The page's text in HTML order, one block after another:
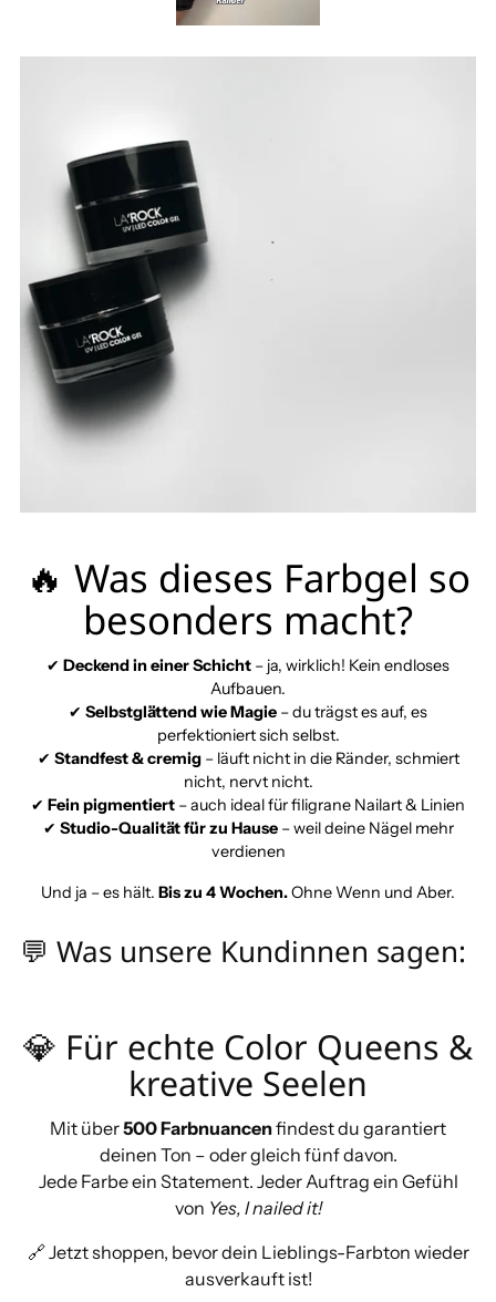
🔥 Was dieses Farbgel so
besonders macht?
✔ Deckend in einer Schicht – ja, wirklich! Kein endloses
Aufbauen.
✔ Selbstglättend wie Magie – du trägst es auf, es
perfektioniert sich selbst.
✔ Standfest & cremig– läuft nicht in die Ränder, schmiert
nicht, nervt nicht.
✔ Fein pigmentiert – auch ideal für filigrane Nailart & Linien
✔ Studio-Qualität für zu Hause– weil deine Nägel mehr
verdienen
Und ja – es hält. Bis zu 4 Wochen.Ohne Wenn und Aber.
💬 Was unsere Kundinnen sagen:
💎 Für echte Color Queens &
kreative Seelen
Mit über500 Farbnuancenfindest du garantiert
deinen Ton – oder gleich fünf davon.
Jede Farbe ein Statement. Jeder Auftrag ein Gefühl
von Yes, I nailed it!
🔗 Jetzt shoppen, bevor dein Lieblings-Farbton wieder
ausverkauft ist!